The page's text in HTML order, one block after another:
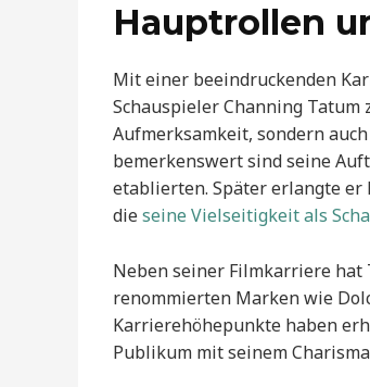
Hauptrollen
Mit einer beeindruckenden
Schauspieler Channing
Aufmerksamkeit, sondern
bemerkenswert sind seine
etablierten. Später erlangte er
dieseine Vielseitigkeit als
Neben seiner Filmkarriere hat
renommierten Marken wie
Karrierehöhepunkte haben
Publikum mit seinem